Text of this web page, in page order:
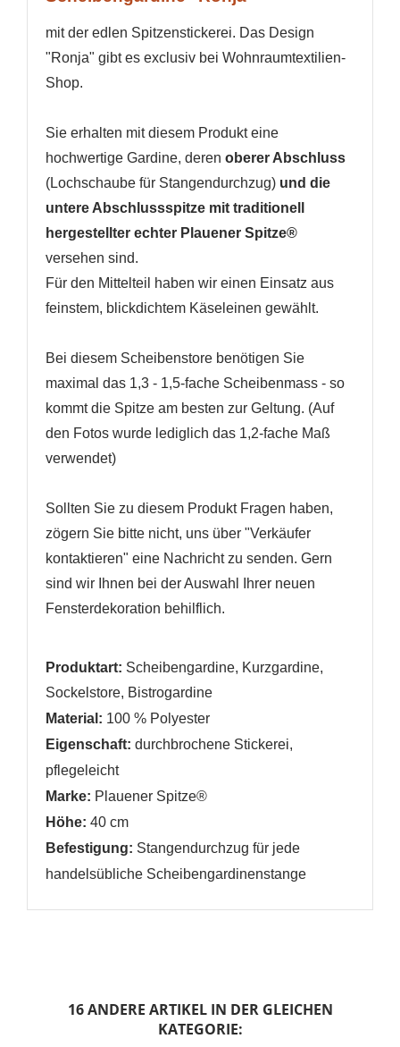
mit der edlen Spitzenstickerei. Das Design
"Ronja" gibt es exclusiv bei Wohnraumtextilien-
Shop.
Sie erhalten mit diesem Produkt eine
hochwertige Gardine, deren oberer Abschluss
(Lochschaube für Stangendurchzug) und die
untere Abschlussspitze mit traditionell
hergestellter echter Plauener Spitze®
versehen sind.
Für den Mittelteil haben wir einen Einsatz aus
feinstem, blickdichtem Käseleinen gewählt.
Bei diesem Scheibenstore benötigen Sie
maximal das 1,3 - 1,5-fache Scheibenmass - so
kommt die Spitze am besten zur Geltung. (Auf
den Fotos wurde lediglich das 1,2-fache Maß
verwendet)
Sollten Sie zu diesem Produkt Fragen haben,
zögern Sie bitte nicht, uns über "Verkäufer
kontaktieren" eine Nachricht zu senden. Gern
sind wir Ihnen bei der Auswahl Ihrer neuen
Fensterdekoration behilflich.
Produktart: Scheibengardine, Kurzgardine,
Sockelstore, Bistrogardine
Material: 100 % Polyester
Eigenschaft: durchbrochene Stickerei,
pflegeleicht
Marke: Plauener Spitze®
Höhe: 40 cm
Befestigung: Stangendurchzug für jede
handelsübliche Scheibengardinenstange
16 ANDERE ARTIKEL IN DER GLEICHEN
KATEGORIE:
AUF MEINE WUNSCHLISTE
WUNSCHLISTE ERSTELLEN
Wunschliste
erstellen
ANMELDEN
Sie müssen angemeldet sein, um Artikel Ihrer
Anmelden